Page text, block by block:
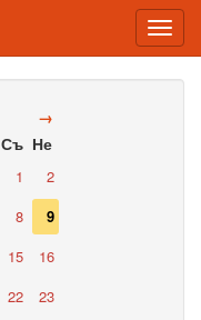
→
Съ Не
1
2
8
9
15
16
22
23